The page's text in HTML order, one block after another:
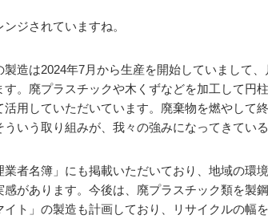
ジされていますね。
製造は2024年7月から生産を開始していまして
。廃プラスチックや木くずなどを加工して円
用していただいています。廃棄物を燃やして
いう取り組みが、我々の強みになってきている
者名簿」にも掲載いただいており、地域の環
があります。今後は、廃プラスチック類を製
ト」の製造も計画しており、リサイクルの幅